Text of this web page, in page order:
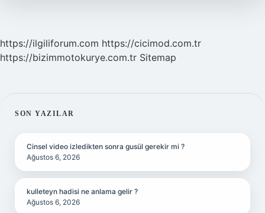
https://ilgiliforum.com https://cicimod.com.tr
https://bizimmotokurye.com.tr Sitemap
SIDEBAR
SON YAZILAR
Cinsel video izledikten sonra gusül gerekir mi ?
Ağustos 6, 2026
kulleteyn hadisi ne anlama gelir ?
Ağustos 6, 2026